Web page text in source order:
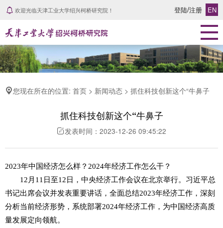
欢迎光临天津工业大学绍兴柯桥研究院！ EN
登陆/注册
首页
研究院概况
研究院简介
发展历程
学院风采
科研力量
科研团队
专家风采
学术成果
科研领域
您现在所在的位置: 首页 > 新闻动态 > 抓住科技创新这个“牛鼻子
抓住科技创新这个“牛鼻子
发表时间：2023-12-26 09:45:22
2023年中国经济怎么样？2024年经济工作怎么干？
12月11日至12日，中央经济工作会议在北京举行。习近平总
书记出席会议并发表重要讲话，全面总结2023年经济工作，深刻
分析当前经济形势，系统部署2024年经济工作，为中国经济高质
量发展定向领航。